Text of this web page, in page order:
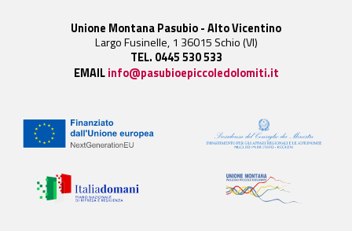
Unione Montana Pasubio - Alto Vicentino
Largo Fusinelle, 1 36015 Schio (VI)
TEL. 0445 530 533
EMAILinfo@pasubioepiccoledolomiti.it